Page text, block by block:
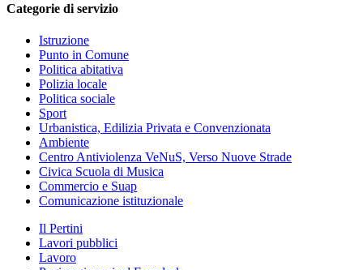
Categorie di servizio
Istruzione
Punto in Comune
Politica abitativa
Polizia locale
Politica sociale
Sport
Urbanistica, Edilizia Privata e Convenzionata
Ambiente
Centro Antiviolenza VeNuS, Verso Nuove Strade
Civica Scuola di Musica
Commercio e Suap
Comunicazione istituzionale
Il Pertini
Lavori pubblici
Lavoro